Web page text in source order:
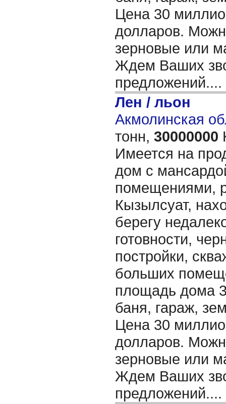
Цена 30
долларов.
зерновые или
Ждем Ваших
предложений....
Лен / льон
Акмолинская
тонн, 30000000
Имеется на
дом с
помещениями,
Кызылсуат,
берегу
готовности,
постройки,
больших
площадь дома
баня, гараж,
Цена 30
долларов.
зерновые или
Ждем Ваших
предложений....